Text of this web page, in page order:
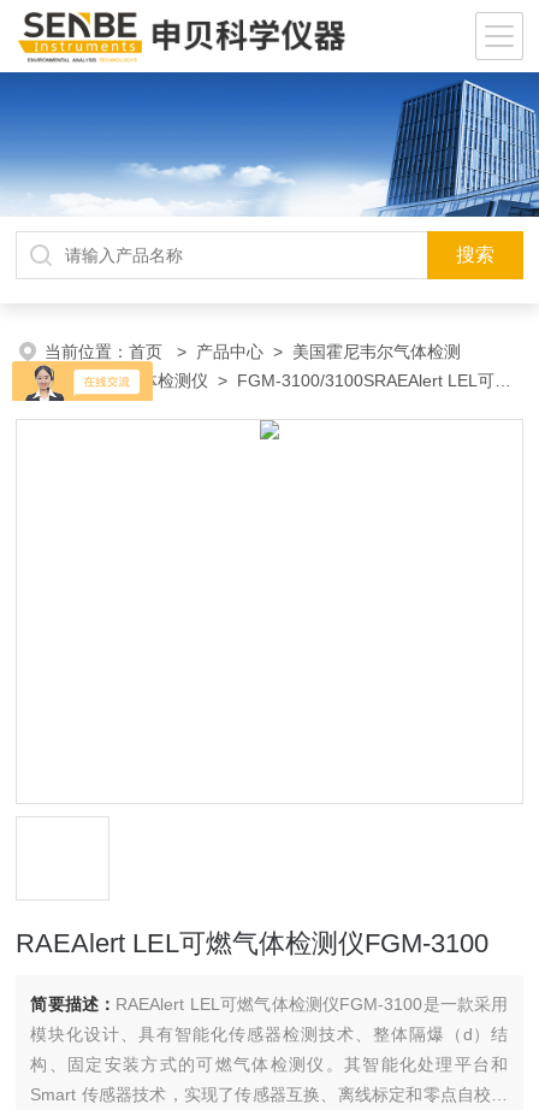
当前位置：首页 > 产品中心 > 美国霍尼韦尔气体检测
仪
>单一气体检测仪 > FGM-3100/3100SRAEAlert LEL可燃
RAEAlert LEL可燃气体检测仪FGM-3100
简要描述： RAEAlert LEL可燃气体检测仪FGM-3100是一款采用
模块化设计、具有智能化传感器检测技术、整体隔爆（d）结
构、固定安装方式的可燃气体检测仪。其智能化处理平台和
Smart 传感器技术，实现了传感器互换、离线标定和零点自校准